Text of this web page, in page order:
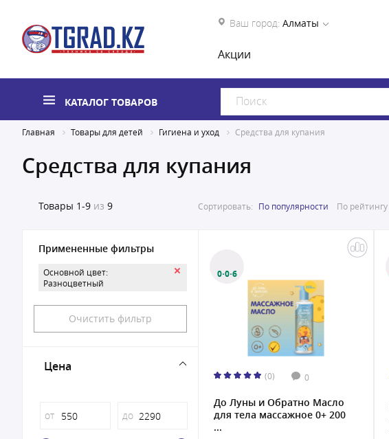
Ваш город: Алматы
Акции
КАТАЛОГ ТОВАРОВ
Главная Товары для детей Гигиена и уход Средства для купания
Средства для купания
Товары 1-9 из 9 Сортировать: По популярности По рейтингу
Примененные фильтры
Основной цвет:
Разноцветный
Очистить фильтр
Цена
от до
0·0·6
(0) 0
До Луны и Обратно Масло
для тела массажное 0+ 200
...